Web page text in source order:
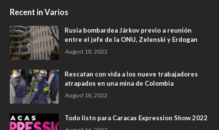
Recent in Varios
Rusia bombardea Járkov previo a reunión
entre el jefe de la ONU, Zelenski y Erdogan
August 18, 2022
Rescatan con vida a los nueve trabajadores
atrapados en una mina de Colombia
August 18, 2022
Todo listo para Caracas Expression Show 2022